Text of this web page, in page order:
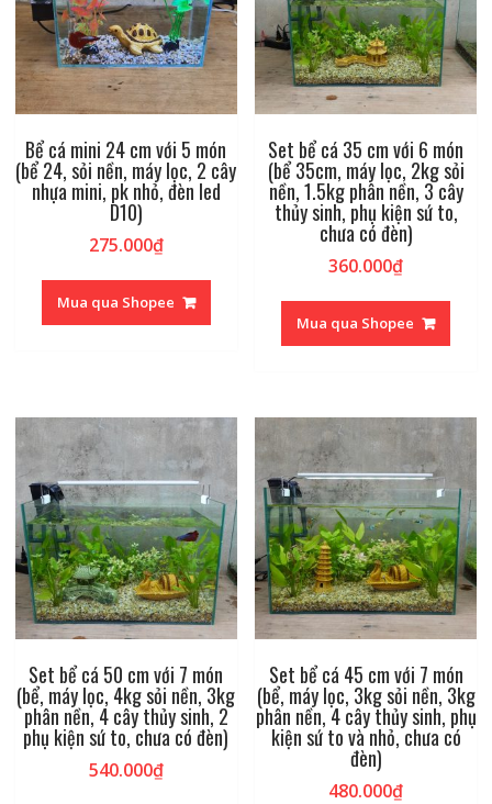
Bể cá mini 24 cm với 5 món
(bể 24, sỏi nền, máy lọc, 2 cây
nhựa mini, pk nhỏ, đèn led
D10)
275.000₫
Mua qua Shopee
Set bể cá 35 cm với 6 món
(bể 35cm, máy lọc, 2kg sỏi
nền, 1.5kg phân nền, 3 cây
thủy sinh, phụ kiện sứ to,
chưa có đèn)
360.000₫
Mua qua Shopee
Set bể cá 50 cm với 7 món
(bể, máy lọc, 4kg sỏi nền, 3kg
phân nền, 4 cây thủy sinh, 2
phụ kiện sứ to, chưa có đèn)
540.000₫
Set bể cá 45 cm với 7 món
(bể, máy lọc, 3kg sỏi nền, 3kg
phân nền, 4 cây thủy sinh, phụ
kiện sứ to và nhỏ, chưa có
đèn)
480.000₫